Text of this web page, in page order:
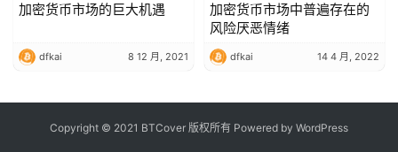
加密货币市场的巨大机遇
dfkai 8 12 月, 2021
加密货币市场中普遍存在的
风险厌恶情绪
dfkai 14 4 月, 2022
Copyright © 2021 BTCover 版权所有 Powered by WordPress